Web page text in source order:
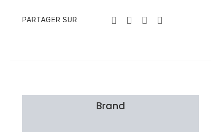
PARTAGER SUR
Brand